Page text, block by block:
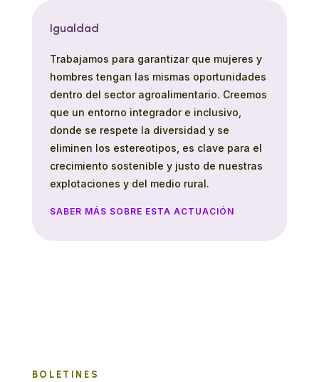
Igualdad
Trabajamos para garantizar que mujeres y
hombres tengan las mismas oportunidades
dentro del sector agroalimentario. Creemos
que un entorno integrador e inclusivo,
donde se respete la diversidad y se
eliminen los estereotipos, es clave para el
crecimiento sostenible y justo de nuestras
explotaciones y del medio rural.
SABER MÁS SOBRE ESTA ACTUACIÓN
BOLETINES